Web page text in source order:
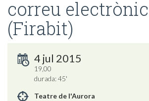
correu electrònic
(Firabit)
4 jul 2015
19,00
durada: 45'
Teatre de l'Aurora